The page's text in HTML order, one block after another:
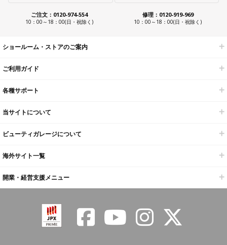
ご注文：0120-974-554
10：00～18：00(日・祝除く)
修理：0120-919-969
10：00～18：00(日・祝除く)
ショールーム・ストアのご案内
ご利用ガイド
各種サポート
当サイトについて
ビューティガレージについて
海外サイト一覧
開業・経営支援メニュー